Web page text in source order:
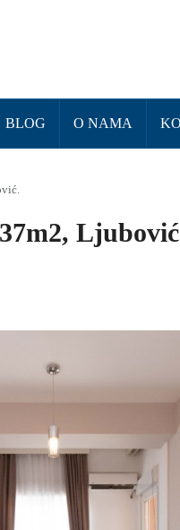
BLOG O NAMA